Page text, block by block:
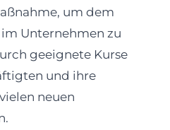
um dem
Unternehmen zu
geeignete Kurse
und ihre
neuen